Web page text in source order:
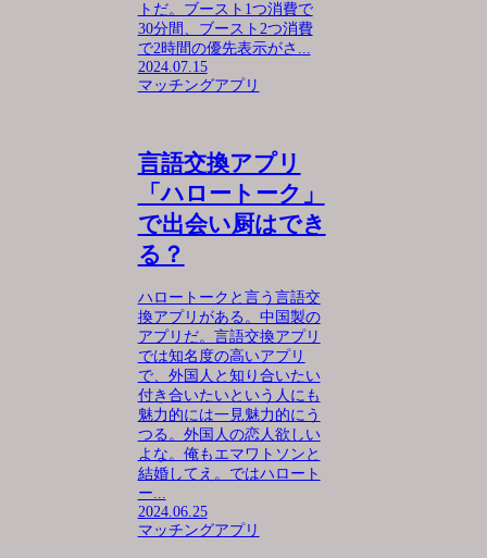
トだ。ブースト1つ消費で
30分間、ブースト2つ消費
で2時間の優先表示がさ...
2024.07.15
マッチングアプリ
言語交換アプリ
「ハロートーク」
で出会い厨はでき
る？
ハロートークと言う言語交
換アプリがある。中国製の
アプリだ。言語交換アプリ
では知名度の高いアプリ
で、外国人と知り合いたい
付き合いたいという人にも
魅力的には一見魅力的にう
つる。外国人の恋人欲しい
よな。俺もエマワトソンと
結婚してえ。ではハロート
ー...
2024.06.25
マッチングアプリ